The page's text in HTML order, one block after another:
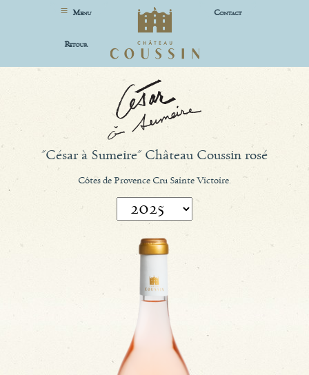
MENU CONTACT
RETOUR
"César à Sumeire" Château Coussin rosé
Côtes de Provence Cru Sainte Victoire.